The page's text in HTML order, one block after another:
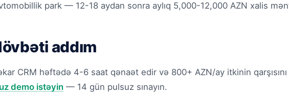
park — 12-18 aydan sonra aylıq 5,000-12,000 AZN xalis
addım
CRM həftədə 4-6 saat qənaət edir və 800+ AZN/ay itkinin qarşısını
demo istəyin — 14 gün pulsuz sınayın.